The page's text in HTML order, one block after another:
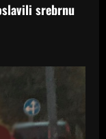
srebrnu